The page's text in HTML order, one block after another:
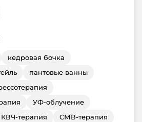
кедровая бочка
пантовые ванны
УФ-облучение
КВЧ-терапия
СМВ-терапия